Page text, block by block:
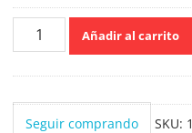
cantidad
Añadir al carrito
Seguir comprando SKU: